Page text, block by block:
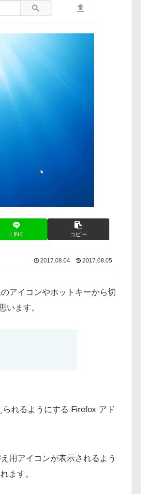
LINE コピー
2017.08.04 2017.08.05
アイコンやホットキーから切
います。
れるようにする Firefox アド
用アイコンが表示されるよう
ます。